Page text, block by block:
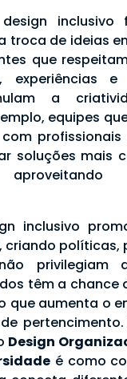
inclusivo
troca de ideias
que
experiências
a
equipes
profissionais
soluções mais
inclusivo
, criando políticas,
privilegiam
têm a chance
que aumenta o
Design
é como